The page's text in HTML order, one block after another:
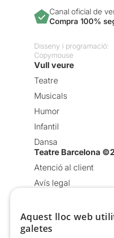
Canal oficial de
Compra 100%
Disseny i programació:
Copymouse
Vull veure
Teatre
Musicals
Humor
Infantil
Dansa
Teatre Barcelona
Atenció al client
Avís legal
Política de cookies
Condicions d’ús
Aquest lloc web
galetes